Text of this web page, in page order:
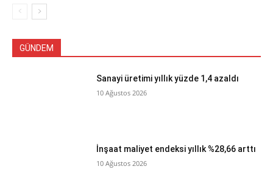
GÜNDEM
Sanayi üretimi yıllık yüzde 1,4 azaldı
10 Ağustos 2026
İnşaat maliyet endeksi yıllık %28,66 arttı
10 Ağustos 2026